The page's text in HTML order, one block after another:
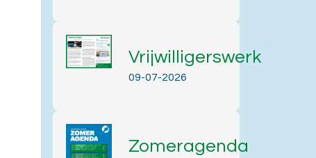
Vrijwilligerswerk
09-07-2026
Zomeragenda